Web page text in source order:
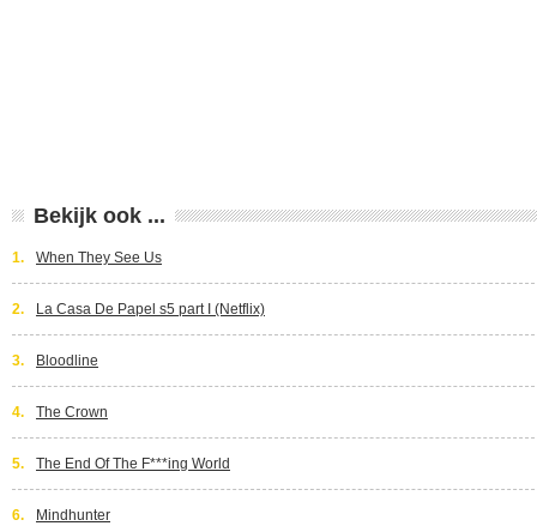
Bekijk ook ...
1. When They See Us
2. La Casa De Papel s5 part I (Netflix)
3. Bloodline
4. The Crown
5. The End Of The F***ing World
6. Mindhunter